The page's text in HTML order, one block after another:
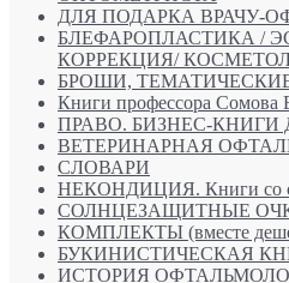
ДЛЯ ПОДАРКА ВРАЧУ-
БЛЕФАРОПЛАСТИКА /
КОРРЕКЦИЯ/
БРОШИ,
Книги профессора Сомова
ПРАВО. БИЗНЕС-КНИГИ
ВЕТЕРИНАРНАЯ
СЛОВАРИ
НЕКОНДИЦИЯ. Книги со
СОЛНЦЕЗАЩИТНЫЕ
КОМПЛЕКТЫ (вместе
БУКИНИСТИЧЕСКАЯ
ИСТОРИЯ